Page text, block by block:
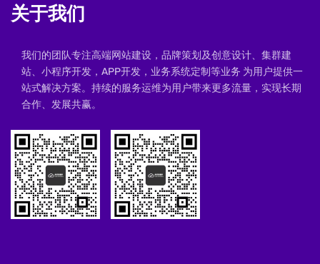
关于我们
我们的团队专注高端网站建设，品牌策划及创意设计、集群建
站、小程序开发，APP开发，业务系统定制等业务 为用户提供一
站式解决方案。持续的服务运维为用户带来更多流量，实现长期
合作、发展共赢。